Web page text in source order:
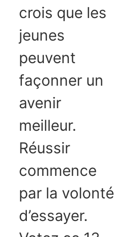
crois que les
jeunes
peuvent
façonner un
avenir
meilleur.
Réussir
commence
par la volonté
d’essayer.